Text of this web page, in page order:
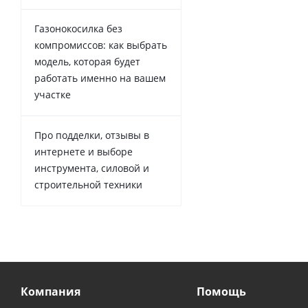
Газонокосилка без
компромиссов: как выбрать
модель, которая будет
работать именно на вашем
участке
Про подделки, отзывы в
интернете и выборе
инструмента, силовой и
строительной техники
Компания Помощь